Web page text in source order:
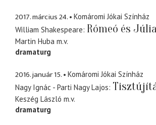
2017. március 24.
Komáromi Jókai Színház
William Shakespeare Rómeó és
Martin Huba m.v.
dramaturg
2016. január 15.
Komáromi Jókai Színház
Nagy Ignác - Parti Nagy Lajos
Keszég László m.v.
dramaturg